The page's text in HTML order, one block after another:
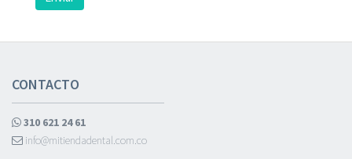
CONTACTO
310 621 24 61
info@mitiendadental.com.co